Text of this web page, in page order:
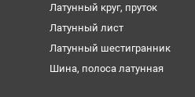
Латунный круг, пруток
Латунный лист
Латунный шестигранник
Шина, полоса латунная